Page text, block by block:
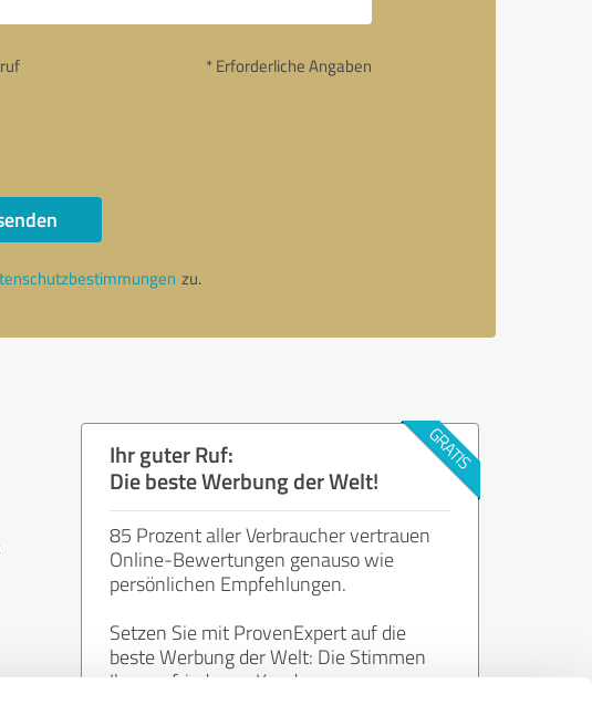
* Erforderliche Angaben
zu.
Ihr guter Ruf:
Die beste Werbung der Welt!
85 Prozent aller Verbraucher vertrauen
Online-Bewertungen genauso wie
persönlichen Empfehlungen.
Setzen Sie mit ProvenExpert auf die
beste Werbung der Welt: Die Stimmen
Ihrer zufriedenen Kunden.